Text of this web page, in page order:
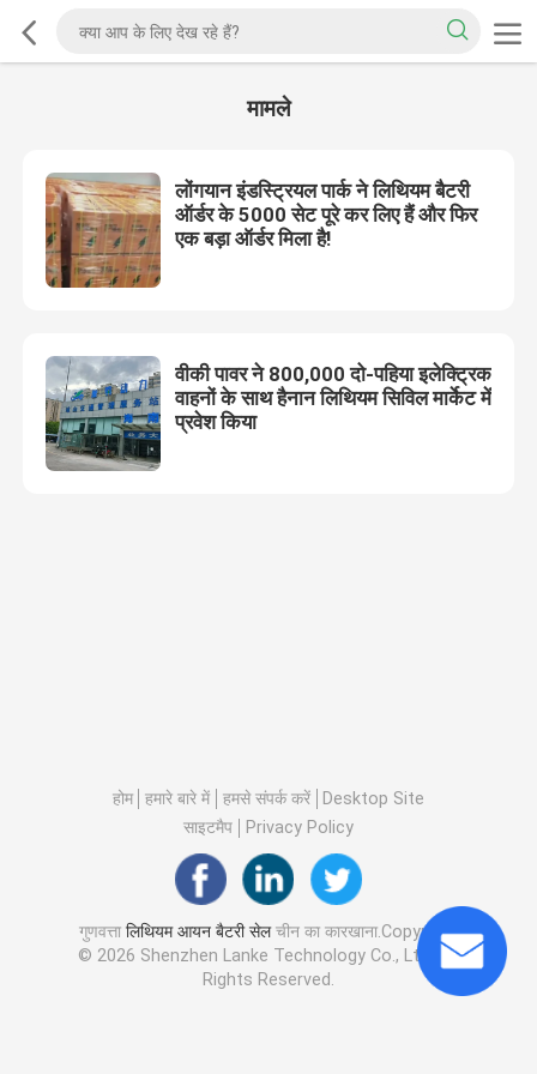
मामले
लोंगयान इंडस्ट्रियल पार्क ने लिथियम बैटरी
ऑर्डर के 5000 सेट पूरे कर लिए हैं और फिर
एक बड़ा ऑर्डर मिला है!
वीकी पावर ने 800,000 दो-पहिया इलेक्ट्रिक
वाहनों के साथ हैनान लिथियम सिविल मार्केट में
प्रवेश किया
होम हमारे बारे में हमसे संपर्क करें
Desktop Site
साइटमैप
Privacy Policy
गुणवत्तालिथियम आयन बैटरी सेलचीन का कारखाना.Copyright
© 2026 Shenzhen Lanke Technology Co., Ltd.. All
Rights Reserved.